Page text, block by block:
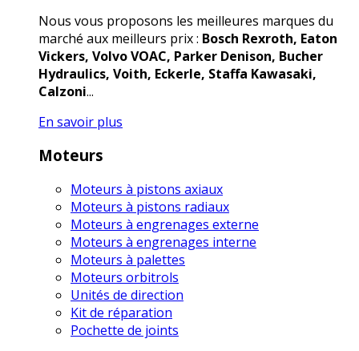
Nous vous proposons les meilleures marques du
marché aux meilleurs prix : Bosch Rexroth, Eaton
Vickers, Volvo VOAC, Parker Denison, Bucher
Hydraulics, Voith, Eckerle, Staffa Kawasaki,
Calzoni...
En savoir plus
Moteurs
Moteurs à pistons axiaux
Moteurs à pistons radiaux
Moteurs à engrenages externe
Moteurs à engrenages interne
Moteurs à palettes
Moteurs orbitrols
Unités de direction
Kit de réparation
Pochette de joints